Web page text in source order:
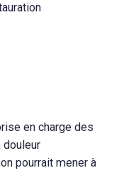
en charge des
douleur
pourrait mener à